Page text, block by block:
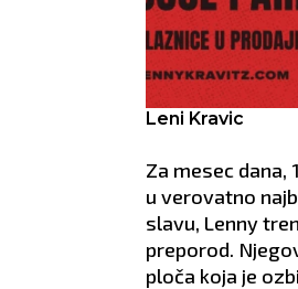
Leni Kravic
Za mesec dana,
u verovatno
slavu, Lenny
preporod.
ploča koja je